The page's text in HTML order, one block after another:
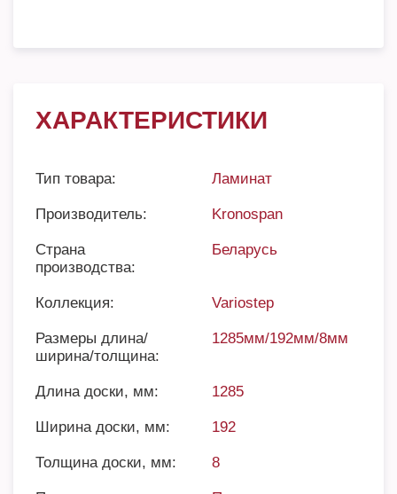
ХАРАКТЕРИСТИКИ
Тип товара: Ламинат
Производитель: Kronospan
Страна
производства:
Беларусь
Коллекция: Variostep
Размеры длина/
ширина/толщина:
1285мм/192мм/8мм
Длина доски, мм: 1285
Ширина доски, мм: 192
Толщина доски, мм: 8